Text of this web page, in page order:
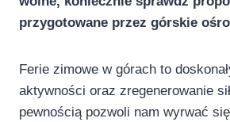
przygotowane przez górskie
Ferie zimowe w górach to
aktywności oraz zregenerowanie
pewnością pozwoli nam wyrwać